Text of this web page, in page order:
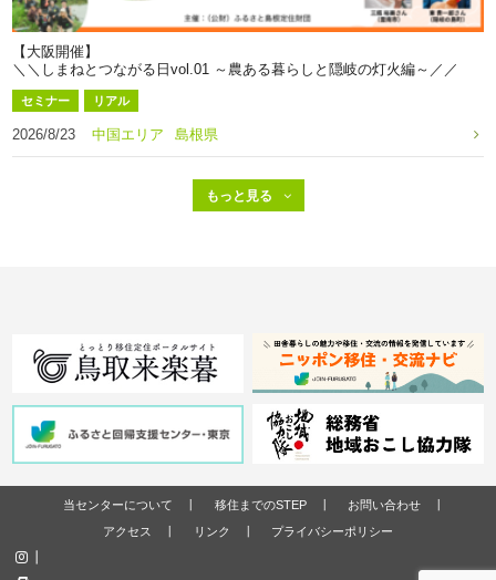
【大阪開催】
＼＼しまねとつながる日vol.01 ～農ある暮らしと隠岐の灯火編～／／
セミナー リアル
2026/8/23 中国エリア 島根県
当センターについて 移住までのSTEP
お問い合わせ
アクセス
リンク プライバシーポリシー